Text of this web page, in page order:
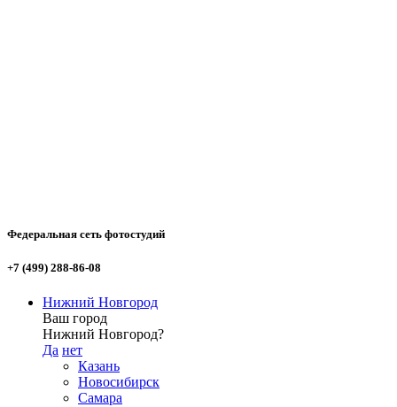
Федеральная сеть фотостудий
+7 (499) 288-86-08
Нижний Новгород
Ваш город
Нижний Новгород?
Да нет
Казань
Новосибирск
Самара